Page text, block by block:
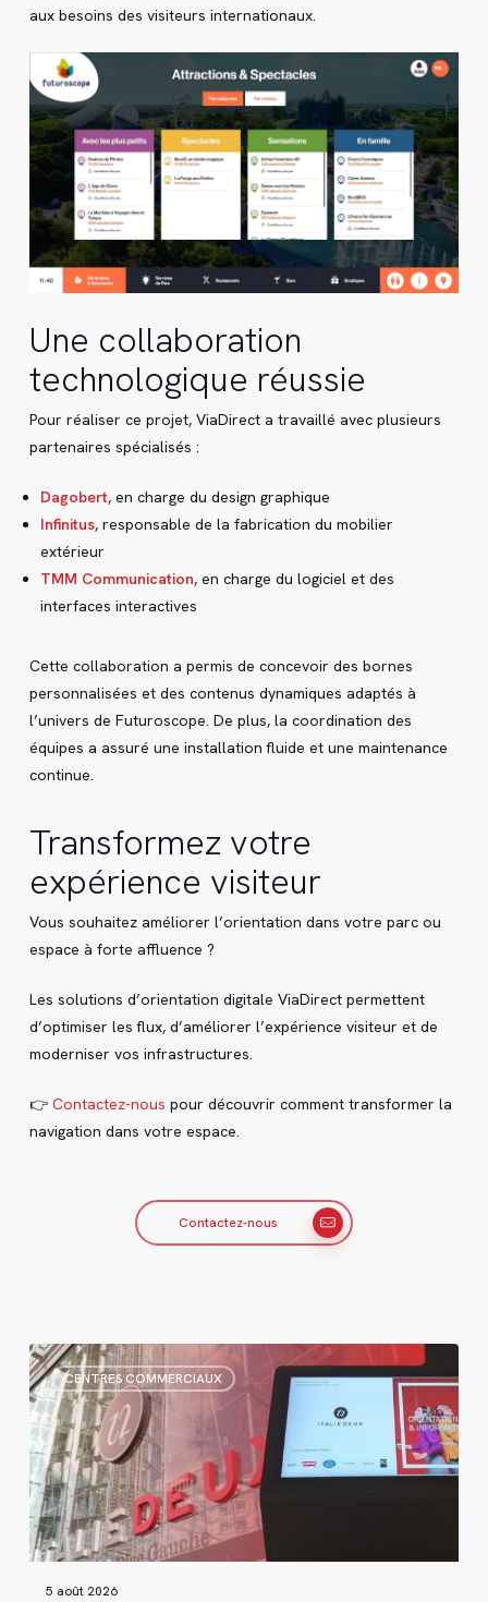
aux besoins des visiteurs internationaux.
Une collaboration
technologique réussie
Pour réaliser ce projet, ViaDirect a travaillé avec plusieurs
partenaires spécialisés :
Dagobert, en charge du design graphique
Infinitus, responsable de la fabrication du mobilier
extérieur
TMM Communication, en charge du logiciel et des
interfaces interactives
Cette collaboration a permis de concevoir des bornes
personnalisées et des contenus dynamiques adaptés à
l’univers de Futuroscope. De plus, la coordination des
équipes a assuré une installation fluide et une maintenance
continue.
Transformez votre
expérience visiteur
Vous souhaitez améliorer l’orientation dans votre parc ou
espace à forte affluence ?
Les solutions d’orientation digitale ViaDirect permettent
d’optimiser les flux, d’améliorer l’expérience visiteur et de
moderniser vos infrastructures.
👉 Contactez-nous pour découvrir comment transformer la
navigation dans votre espace.
Contactez-nous
CENTRES COMMERCIAUX
Italie
Deux
:
une
fidélité
de
plusieurs
années,
5 août 2026